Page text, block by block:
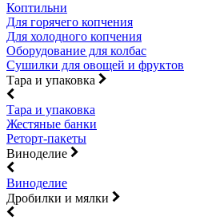
Коптильни
Для горячего копчения
Для холодного копчения
Оборудование для колбас
Сушилки для овощей и фруктов
Тара и упаковка
Тара и упаковка
Жестяные банки
Реторт-пакеты
Виноделие
Виноделие
Дробилки и мялки